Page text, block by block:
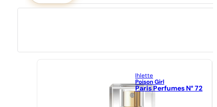
Ihlette
Poison Girl
Paris Perfumes N° 72